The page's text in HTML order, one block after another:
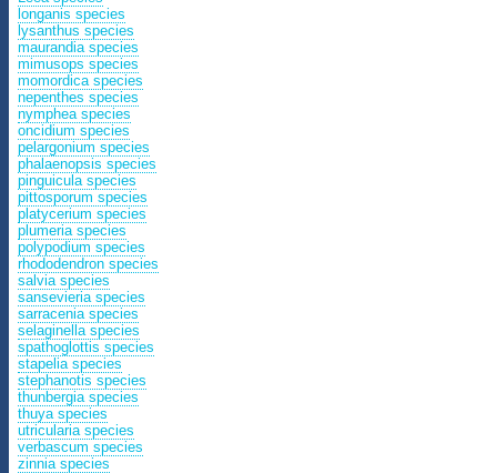
longanis species
lysanthus species
maurandia species
mimusops species
momordica species
nepenthes species
nymphea species
oncidium species
pelargonium species
phalaenopsis species
pinguicula species
pittosporum species
platycerium species
plumeria species
polypodium species
rhododendron species
salvia species
sansevieria species
sarracenia species
selaginella species
spathoglottis species
stapelia species
stephanotis species
thunbergia species
thuya species
utricularia species
verbascum species
zinnia species